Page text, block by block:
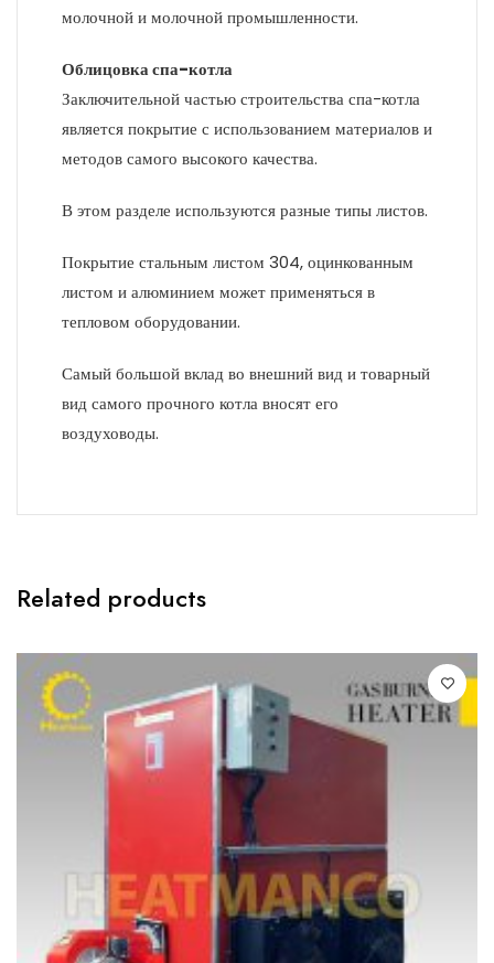
молочной и молочной промышленности.
Облицовка спа-котла
Заключительной частью строительства спа-котла
является покрытие с использованием материалов и
методов самого высокого качества.
В этом разделе используются разные типы листов.
Покрытие стальным листом 304, оцинкованным
листом и алюминием может применяться в
тепловом оборудовании.
Самый большой вклад во внешний вид и товарный
вид самого прочного котла вносят его
воздуховоды.
Related products